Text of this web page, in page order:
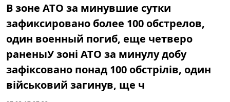
В зоне АТО за минувшие сутки
зафиксировано более 100 обстрелов,
один военный погиб, еще четверо
раненыУ зоні АТО за минулу добу
зафіксовано понад 100 обстрілів, один
військовий загинув, ще ч